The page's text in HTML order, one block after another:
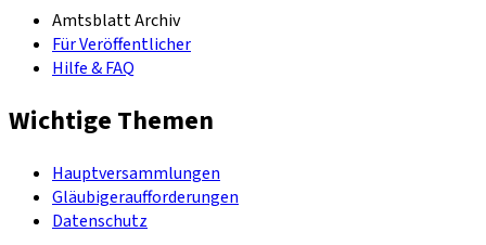
Amtsblatt Archiv
Für Veröffentlicher
Hilfe & FAQ
Wichtige Themen
Hauptversammlungen
Gläubigeraufforderungen
Datenschutz